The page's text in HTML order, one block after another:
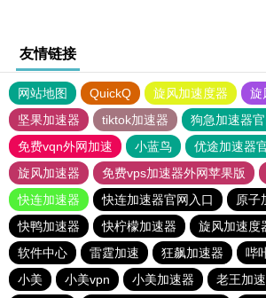
友情链接
网站地图 QuickQ 旋风加速度器
旋
坚果加速器
tiktok加速器
狗急加速器
免费vqn外网加速
小蓝鸟 优途加速器
旋风加速器
免费vps加速器外网苹果版
快连加速器
快连加速器官网入口
原子
快鸭加速器
快柠檬加速器 旋风加速度
软件中心
雷霆加速 狂飙加速器 哔
小美
小美vpn 小美加速器
老王加